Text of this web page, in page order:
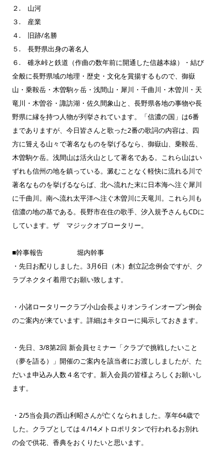
２. 山河
３. 産業
４. 旧跡/名勝
５. 長野県出身の著名人
６. 碓氷峠と鉄道（作曲の数年前に開通した信越本線）・結び
全般に長野県域の地理・歴史・文化を賞揚するもので、御嶽
山・乗鞍岳・木曽駒ヶ岳・浅間山・犀川・千曲川・木曽川・天
竜川・木曽谷・諏訪湖・佐久間象山と、長野県各地の事物や長
野県に縁を持つ人物が列挙されています。「信濃の国」は6番
までありますが、今日皆さんと歌った2番の歌詞の内容は、四
方に聳える山々で著名なものを挙げるなら、御嶽山、乗鞍岳、
木曽駒ケ岳。浅間山は活火山として著名である。これら山はい
ずれも信州の地を鎮っている。澱むことなく軽快に流れる川で
著名なものを挙げるならば、北へ流れた末に日本海へ注ぐ犀川
に千曲川。南へ流れ太平洋へ注ぐ木曽川に天竜川。これら川も
信濃の地の基である。長野市在住の歌手、汐入規予さんもCDに
しています。ザ マジックオブロータリー。
■幹事報告 堀内幹事
・先日お配りしました。3月6日（木）創立記念例会ですが、ク
ラブネクタイ着用でお願い致します。
・小諸ロータリークラブ小山会長よりオンラインオープン例会
のご案内が来ています。詳細はキタローに掲示しておきます。
・先日、3/8第2回 新会員セミナー「クラブで挑戦したいこと
（夢を語る）」開催のご案内を該当者にお渡ししましたが、た
だいま申込み人数４名です。新入会員の皆様よろしくお願いし
ます。
・2/5当会員の西山利昭さんが亡くなられました。享年64歳で
した。クラブとしては４/14メトロポリタンで行われるお別れ
の会で供花、香典をおくりたいと思います。